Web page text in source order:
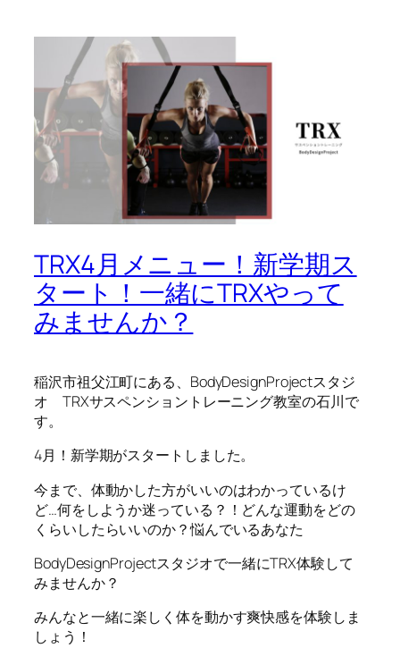
TRX4月メニュー！新学期ス
タート！一緒にTRXやって
みませんか？
稲沢市祖父江町にある、BodyDesignProjectスタジ
オ TRXサスペンショントレーニング教室の石川で
す。
4月！新学期がスタートしました。
今まで、体動かした方がいいのはわかっているけ
ど…何をしようか迷っている？！どんな運動をどの
くらいしたらいいのか？悩んでいるあなた
BodyDesignProjectスタジオで一緒にTRX体験して
みませんか？
みんなと一緒に楽しく体を動かす爽快感を体験しま
しょう！